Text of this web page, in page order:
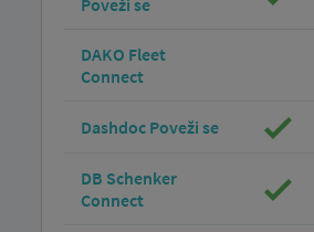
Poveži se
DAKO Fleet
Connect
Dashdoc Poveži se
DB Schenker
Connect